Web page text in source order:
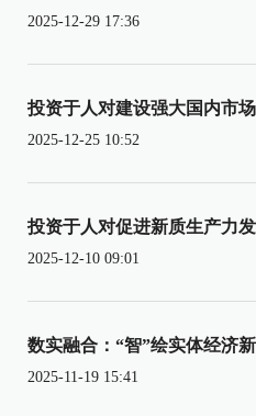
2025-12-29 17:36
投资于人对建设强大国内市
2025-12-25 10:52
投资于人对促进新质生产力
2025-12-10 09:01
数实融合：“智”绘实体经济
2025-11-19 15:41